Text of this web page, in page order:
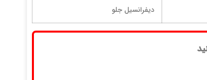
دیفرانسیل جلو